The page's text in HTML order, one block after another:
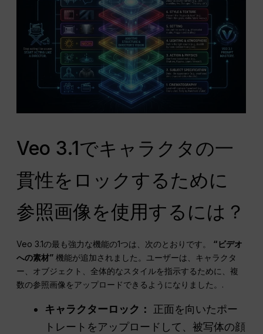
Veo 3.1でキャラクタの一
貫性をロックするために
参照画像を使用するには？
Veo 3.1の最も強力な機能の1つは、次のとおりです。 “ビデオ
への素材” 機能が追加されました。ユーザーは、キャラクタ
ー、オブジェクト、全体的なスタイルを指示するために、複
数の参照画像をアップロードできるようになりました。.
キャラクターロック：
正面を向いたポー
トレートをアップロードして、被写体の顔